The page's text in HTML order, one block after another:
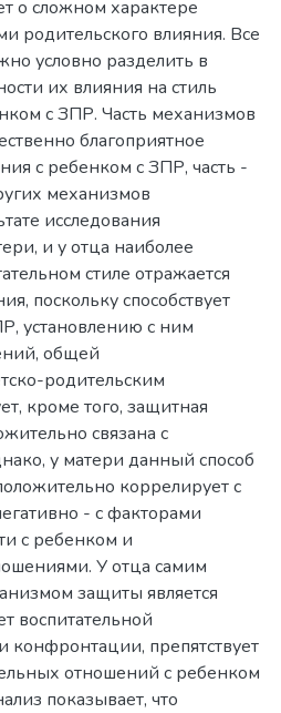
о сложном характере
родительского влияния. Все
условно разделить в
их влияния на стиль
с ЗПР. Часть механизмов
благоприятное
с ребенком с ЗПР, часть -
механизмов
исследования
и у отца наиболее
стиле отражается
поскольку способствует
установлению с ним
общей
родительским
кроме того, защитная
связана с
у матери данный способ
коррелирует с
- с факторами
с ребенком и
У отца самим
защиты является
воспитательной
конфронтации, препятствует
отношений с ребенком
показывает, что